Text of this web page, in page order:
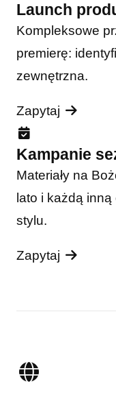
Launch
Kompleksowe
premierę:
zewnętrzna.
Zapytaj
Kampanie
Materiały na
lato i każdą
stylu.
Zapytaj